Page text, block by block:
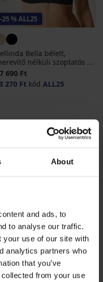
About
and ads, to
to analyse our traffic.
your use of our site with
analytics partners who
that you’ve
from your use
-25 % ALL25
Bella bélelt,
nélküli szoptatós ...
690 Ft
270 Ft kód ALL25